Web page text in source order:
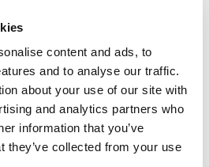
content and ads, to
and to analyse our traffic.
about your use of our site with
and analytics partners who
information that you’ve
they’ve collected from your use
セス
30 分から 60 分のスリル満点の船旅
のマノー桟橋からプーケットのティ
ン桟橋まで移動します。 途中、パン
線に点在する白い砂浜に魅了されて
ート ツアーは単なる旅ではありませ
の玄関口です。